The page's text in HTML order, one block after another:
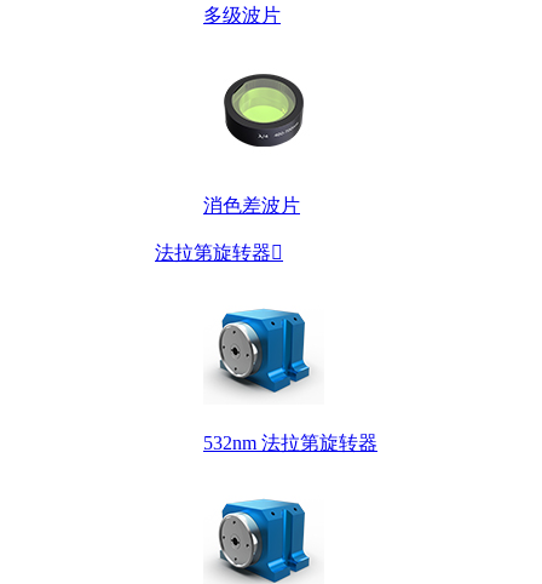
多级波片
消色差波片
法拉第旋转器
532nm 法拉第旋转器